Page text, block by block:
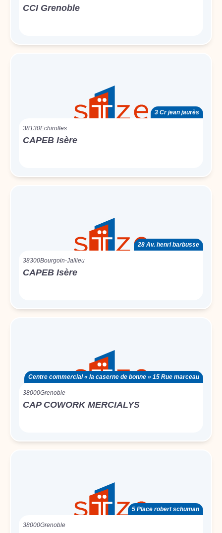
CCI Grenoble
3 Cr jean jaurès
38130Echirolles
CAPEB Isère
28 Av. henri barbusse
38300Bourgoin-Jallieu
CAPEB Isère
Centre commercial « la caserne de bonne » 15 Rue marceau
38000Grenoble
CAP COWORK MERCIALYS
5 Place robert schuman
38000Grenoble